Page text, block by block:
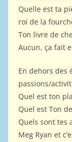
Quelle est ta
roi de la
Ton livre de
Aucun, ça fait
En dehors des
passions/
Quel est ton
Quel est Ton
Quels sont tes
Meg Ryan et